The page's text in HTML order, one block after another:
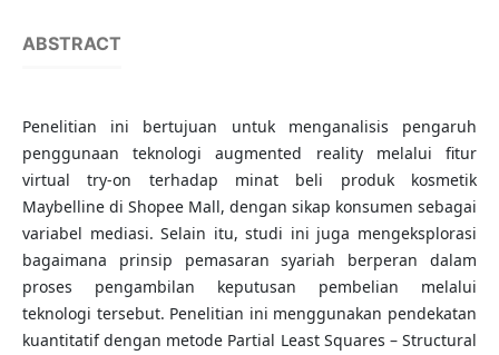
ABSTRACT
Penelitian ini bertujuan untuk menganalisis pengaruh
penggunaan teknologi augmented reality melalui fitur
virtual try-on terhadap minat beli produk kosmetik
Maybelline di Shopee Mall, dengan sikap konsumen sebagai
variabel mediasi. Selain itu, studi ini juga mengeksplorasi
bagaimana prinsip pemasaran syariah berperan dalam
proses pengambilan keputusan pembelian melalui
teknologi tersebut. Penelitian ini menggunakan pendekatan
kuantitatif dengan metode Partial Least Squares – Structural